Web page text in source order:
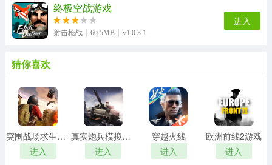
终极空战游戏
射击枪战 60.5MB v1.0.3.1
进入
猜你喜欢
突围战场求生行动游戏
进入
真实炮兵模拟游戏
进入
穿越火线
进入
欧洲前线2游戏
进入